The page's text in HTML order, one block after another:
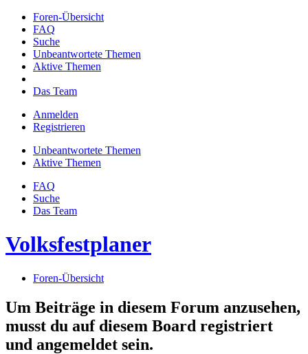
Foren-Übersicht
FAQ
Suche
Unbeantwortete Themen
Aktive Themen
Das Team
Anmelden
Registrieren
Unbeantwortete Themen
Aktive Themen
FAQ
Suche
Das Team
Volksfestplaner
Foren-Übersicht
Um Beiträge in diesem Forum anzusehen,
musst du auf diesem Board registriert
und angemeldet sein.